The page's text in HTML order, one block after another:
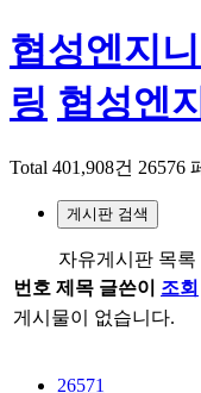
협성엔지
링 협성엔
Total 401,908건 26576
게시판 검색
자유게시판 목록
번호 제목 글쓴이 조회
게시물이 없습니다.
26571